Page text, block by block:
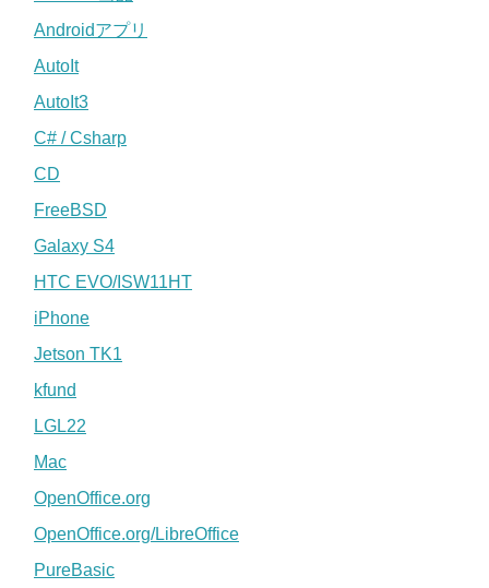
Androidアプリ
AutoIt
AutoIt3
C# / Csharp
CD
FreeBSD
Galaxy S4
HTC EVO/ISW11HT
iPhone
Jetson TK1
kfund
LGL22
Mac
OpenOffice.org
OpenOffice.org/LibreOffice
PureBasic